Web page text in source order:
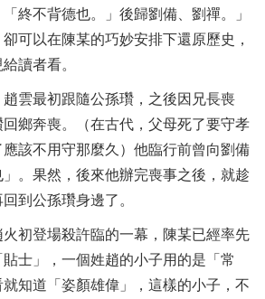
終不背德也。」後歸劉備、劉禪。」
可以在陳某的巧妙安排下還原歷史，
讀者看。
雲最初跟隨公孫瓚，之後因兄長喪
鄉奔喪。（在古代，父母死了要守孝
該不用守那麼久）他臨行前曾向劉備
。果然，後來他辦完喪事之後，就趁
到公孫瓚身邊了。
初登場殺許臨的一幕，陳某已經率先
士」，一個姓趙的小子用的是「常
知道「姿顏雄偉」，這樣的小子，不